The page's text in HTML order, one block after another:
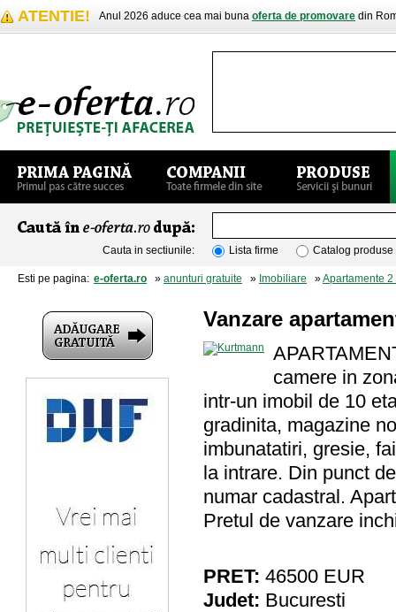
ATENTIE! Anul 2026 aduce cea mai buna oferta de promovare din
Cauta in sectiunile: Lista firme Catalog produse
Esti pe pagina: e-oferta.ro » anunturi gratuite » Imobiliare »Apartamente 2
Vanzare
camere in
intr-un imobil de 10
gradinita, magazine
imbunatatiri, gresie,
la intrare. Din punct
numar cadastral.
Pretul de vanzare
PRET: 46500 EUR
Judet: Bucuresti